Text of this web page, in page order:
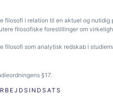
filosofi i relation til en aktuel og nutidig
filosofiske forestillinger om
filosofi som analytisk redskab i
§17.